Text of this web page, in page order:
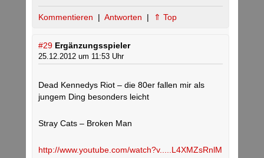
Kommentieren | Antworten | ⇑ Top
#29 Ergänzungsspieler
25.12.2012 um 11:53 Uhr
Dead Kennedys Riot – die 80er fallen mir als
jungem Ding besonders leicht
Stray Cats – Broken Man
http://www.youtube.com/watch?v.....L4XMZsRnlM